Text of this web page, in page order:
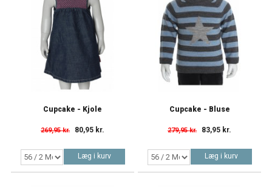
Cupcake - Kjole
269,95 kr. 80,95 kr.
Læg i kurv
Cupcake - Bluse
279,95 kr. 83,95 kr.
Læg i kurv